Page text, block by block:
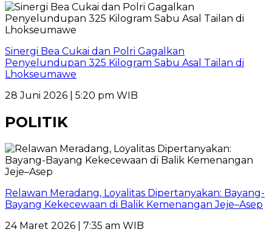
Sinergi Bea Cukai dan Polri Gagalkan
Penyelundupan 325 Kilogram Sabu Asal Tailan di
Lhokseumawe
28 Juni 2026 | 5:20 pm WIB
POLITIK
Relawan Meradang, Loyalitas Dipertanyakan: Bayang-
Bayang Kekecewaan di Balik Kemenangan Jeje–Asep
24 Maret 2026 | 7:35 am WIB